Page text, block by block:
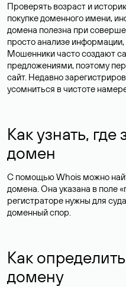
Проверять возраст и
покупке доменного имени,
домена полезна при
просто анализе
Мошенники часто создают
предложениями, поэтому
сайт. Недавно
усомниться в чистоте
Как узнать,
домен
С помощью Whois можно
домена. Она указана в поле
регистраторе нужны для
доменный спор.
Как
домену